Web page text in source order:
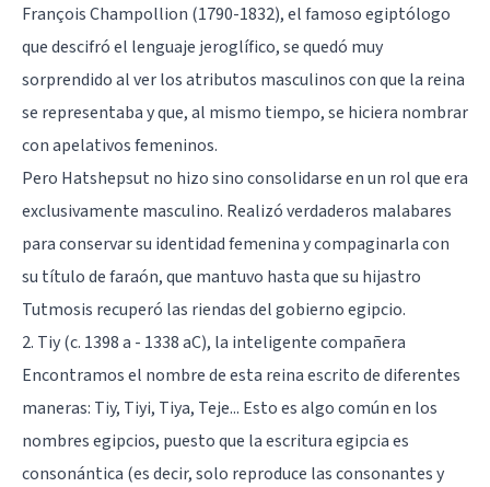
François Champollion (1790-1832), el famoso egiptólogo
que descifró el lenguaje jeroglífico, se quedó muy
sorprendido al ver los atributos masculinos con que la reina
se representaba y que, al mismo tiempo, se hiciera nombrar
con apelativos femeninos.
Pero Hatshepsut no hizo sino consolidarse en un rol que era
exclusivamente masculino. Realizó verdaderos malabares
para conservar su identidad femenina y compaginarla con
su título de faraón, que mantuvo hasta que su hijastro
Tutmosis recuperó las riendas del gobierno egipcio.
2. Tiy (c. 1398 a - 1338 aC), la inteligente compañera
Encontramos el nombre de esta reina escrito de diferentes
maneras: Tiy, Tiyi, Tiya, Teje... Esto es algo común en los
nombres egipcios, puesto que la escritura egipcia es
consonántica (es decir, solo reproduce las consonantes y